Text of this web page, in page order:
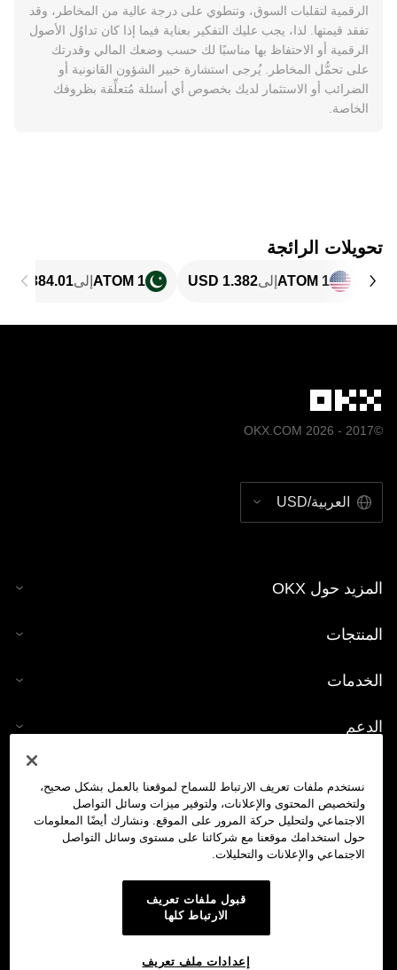
الرقمية لتقلبات السوق، وتنطوي على درجة عالية من المخاطر، وقد
تفقد قيمتها. لذا، يجب عليك التفكير بعناية فيما إذا كان تداوُل الأصول
الرقمية أو الاحتفاظ بها مناسبًا لك حسب وضعك المالي وقدرتك
على تحمُّل المخاطر. يُرجى استشارة خبير الشؤون القانونية أو
الضرائب أو الاستثمار لديك بخصوص أي أسئلة مُتعلِّقة بظروفك
الخاصة.
تحويلات الرائجة
1 ATOM إلى 1 ATOM إلى
©2017 - 2026 OKX.COM
العربية/USD
المزيد حول OKX
المنتجات
الخدمات
الدعم
حاسبة العملات الرقمية
تداول
نستخدم ملفات تعريف الارتباط للسماح لموقعنا بالعمل بشكل صحيح،
ولتخصيص المحتوى والإعلانات، ولتوفير ميزات وسائل التواصل
الاجتماعي ولتحليل حركة المرور على الموقع. ونشارك أيضًا المعلومات
حول استخدامك موقعنا مع شركائنا على مستوى وسائل التواصل
الاجتماعي والإعلانات والتحليلات.
قبول ملفات تعريف
الارتباط كلها
إعدادات ملف تعريف